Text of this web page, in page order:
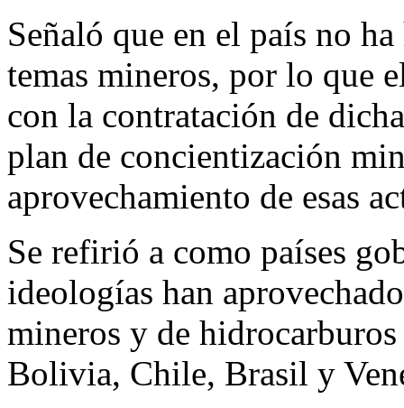
Señaló que en el país no
temas mineros, por lo que
con la contratación de
plan de concientización
aprovechamiento de esas
Se refirió a como países
ideologías han
mineros y de
Bolivia, Chile, Brasil y